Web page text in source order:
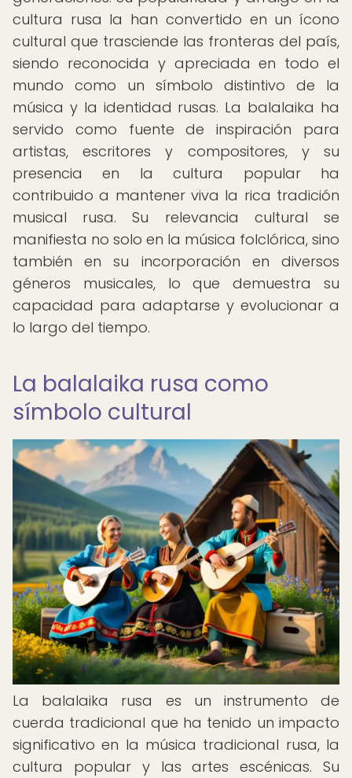
cultura rusa la han convertido en un ícono
cultural que trasciende las fronteras del país,
siendo reconocida y apreciada en todo el
mundo como un símbolo distintivo de la
música y la identidad rusas. La balalaika ha
servido como fuente de inspiración para
artistas, escritores y compositores, y su
presencia en la cultura popular ha
contribuido a mantener viva la rica tradición
musical rusa. Su relevancia cultural se
manifiesta no solo en la música folclórica, sino
también en su incorporación en diversos
géneros musicales, lo que demuestra su
capacidad para adaptarse y evolucionar a
lo largo del tiempo.
La balalaika rusa como
símbolo cultural
La balalaika rusa es un instrumento de
cuerda tradicional que ha tenido un impacto
significativo en la música tradicional rusa, la
cultura popular y las artes escénicas. Su